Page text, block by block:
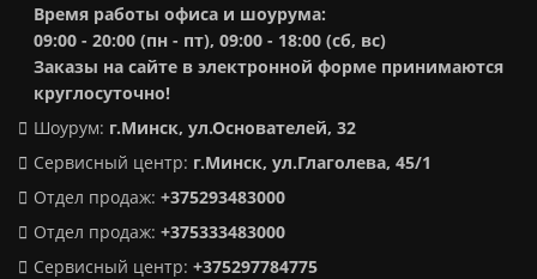
Время работы офиса и шоурума:
09:00 - 20:00 (пн - пт), 09:00 - 18:00 (сб, вс)
Заказы на сайте в электронной форме принимаются
круглосуточно!
Шоурум: г.Минск, ул.Основателей, 32
Сервисный центр: г.Минск, ул.Глаголева, 45/1
Отдел продаж: +375293483000
Отдел продаж: +375333483000
Сервисный центр: +375297784775